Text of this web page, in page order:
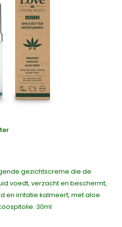
gezichtscreme die de
voedt, verzacht en beschermt,
en irritatie kalmeert, met aloe
30ml